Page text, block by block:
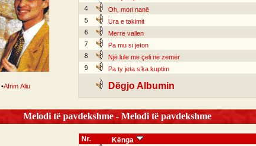
•Afrim Aliu
4
Oh, mori nanë
5
Ura e takimit
6
Merre vallen
7
Pa mu si jeton
8
Një lule me çeli në zemër
9
Pa ty jeta s’ka kuptim
Dëgjo Albumin
Melodi të pavdekshme - Melodi të pavdekshme
Nr. Kënga